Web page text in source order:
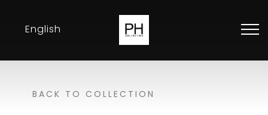
English
BACK TO COLLECTION